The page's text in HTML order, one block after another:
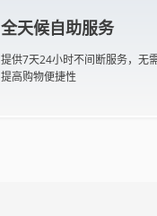
全天候自助服务
提供7天24小时不间断服务，无
提高购物便捷性